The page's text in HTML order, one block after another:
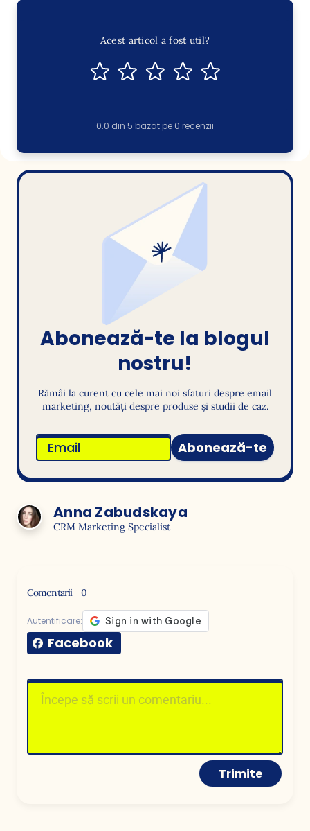
Acest articol a fost util?
0.0 din 5 bazat pe 0 recenzii
Abonează-te la blogul
nostru!
Rămâi la curent cu cele mai noi sfaturi despre email
marketing, noutăți despre produse și studii de caz.
Abonează-te
Anna Zabudskaya
CRM Marketing Specialist
Comentarii 0
Autentificare:
Facebook
Trimite